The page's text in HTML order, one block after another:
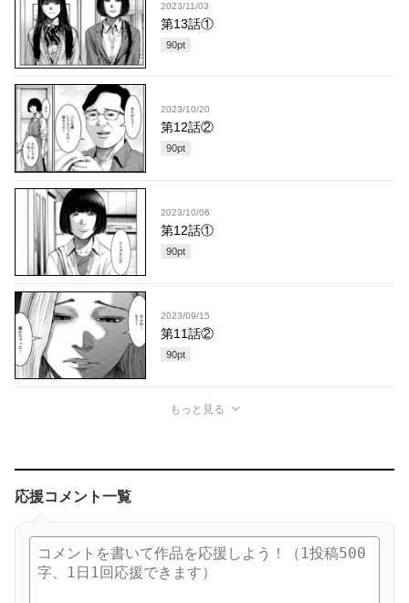
2023/11/03
第13話①
90pt
2023/10/20
第12話②
90pt
2023/10/06
第12話①
90pt
2023/09/15
第11話②
90pt
もっと見る
応援コメント一覧